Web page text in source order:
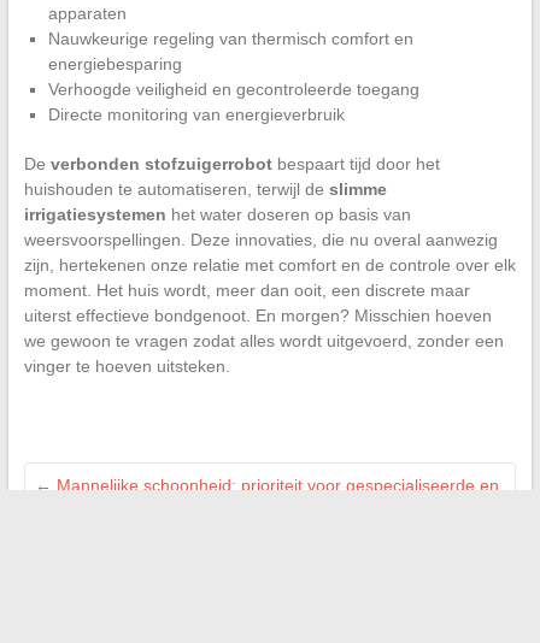
apparaten
Nauwkeurige regeling van thermisch comfort en
energiebesparing
Verhoogde veiligheid en gecontroleerde toegang
Directe monitoring van energieverbruik
De verbonden stofzuigerrobotbespaart tijd door het
huishouden te automatiseren, terwijl de slimme
irrigatiesystemen het water doseren op basis van
weersvoorspellingen. Deze innovaties, die nu overal aanwezig
zijn, hertekenen onze relatie met comfort en de controle over elk
moment. Het huis wordt, meer dan ooit, een discrete maar
uiterst effectieve bondgenoot. En morgen? Misschien hoeven
we gewoon te vragen zodat alles wordt uitgevoerd, zonder een
vinger te hoeven uitsteken.
← Mannelijke schoonheid: prioriteit voor gespecialiseerde en